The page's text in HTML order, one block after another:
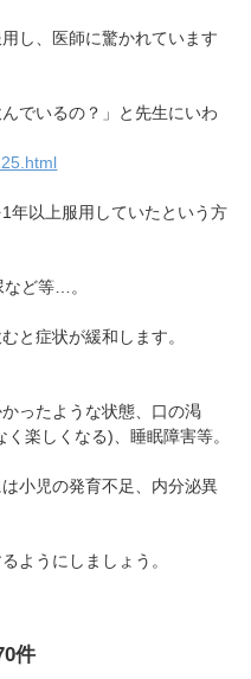
し、医師に驚かれています
でいるの？」と先生にいわ
年以上服用していたという方
ど等…。
と症状が緩和します。
ったような状態、口の渇
楽しくなる)、睡眠障害等。
小児の発育不足、内分泌異
ようにしましょう。
件